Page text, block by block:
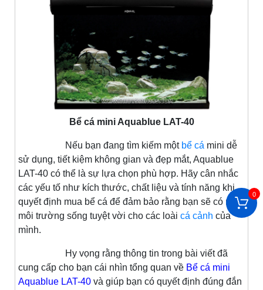
Bể cá mini Aquablue LAT-40
Nếu bạn đang tìm kiếm một bể cá mini dễ
sử dụng, tiết kiệm không gian và đẹp mắt, Aquablue
LAT-40 có thể là sự lựa chọn phù hợp. Hãy cân nhắc
các yếu tố như kích thước, chất liệu và tính năng khi
quyết định mua bể cá để đảm bảo rằng bạn sẽ có một
môi trường sống tuyệt vời cho các loài cá cảnh của
mình.
Hy vọng rằng thông tin trong bài viết đã
cung cấp cho bạn cái nhìn tổng quan về Bể cá mini
Aquablue LAT-40 và giúp bạn có quyết định đúng đắn
0